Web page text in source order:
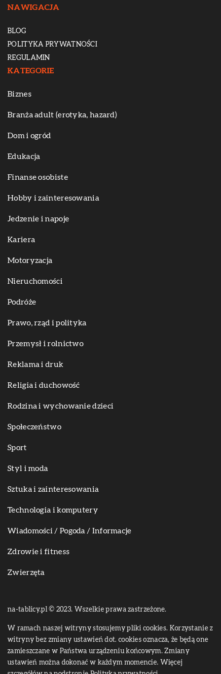
NAWIGACJA
BLOG
POLITYKA PRYWATNOŚCI
REGULAMIN
KATEGORIE
Biznes
Branża adult (erotyka, hazard)
Dom i ogród
Edukacja
Finanse osobiste
Hobby i zainteresowania
Jedzenie i napoje
Kariera
Motoryzacja
Nieruchomości
Podróże
Prawo, rząd i polityka
Przemysł i rolnictwo
Reklama i druk
Religia i duchowość
Rodzina i wychowanie dzieci
Społeczeństwo
Sport
Styl i moda
Sztuka i zainteresowania
Technologia i komputery
Wiadomości / Pogoda / Informacje
Zdrowie i fitness
Zwierzęta
na-tablicy.pl © 2023. Wszelkie prawa zastrzeżone.
W ramach naszej witryny stosujemy pliki cookies. Korzystanie z
witryny bez zmiany ustawień dot. cookies oznacza, że będą one
zamieszczane w Państwa urządzeniu końcowym. Zmiany
ustawień można dokonać w każdym momencie. Więcej